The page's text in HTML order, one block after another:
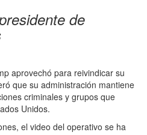
de
aprovechó para reivindicar su
que su administración mantiene
criminales y grupos que
Unidos.
el video del operativo se ha